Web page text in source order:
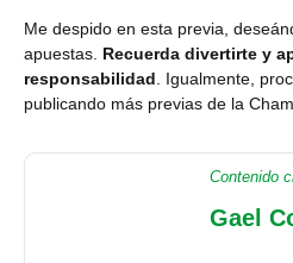
Me despido en esta previa,
apuestas. Recuerda divertirte y
responsabilidad . Igualmente,
publicando más previas de la
Contenido
Gael